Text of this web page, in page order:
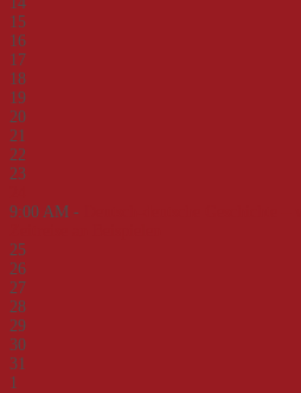
15
16
17
18
19
20
21
22
23
9:00 AM -
25
26
27
28
29
30
31
1